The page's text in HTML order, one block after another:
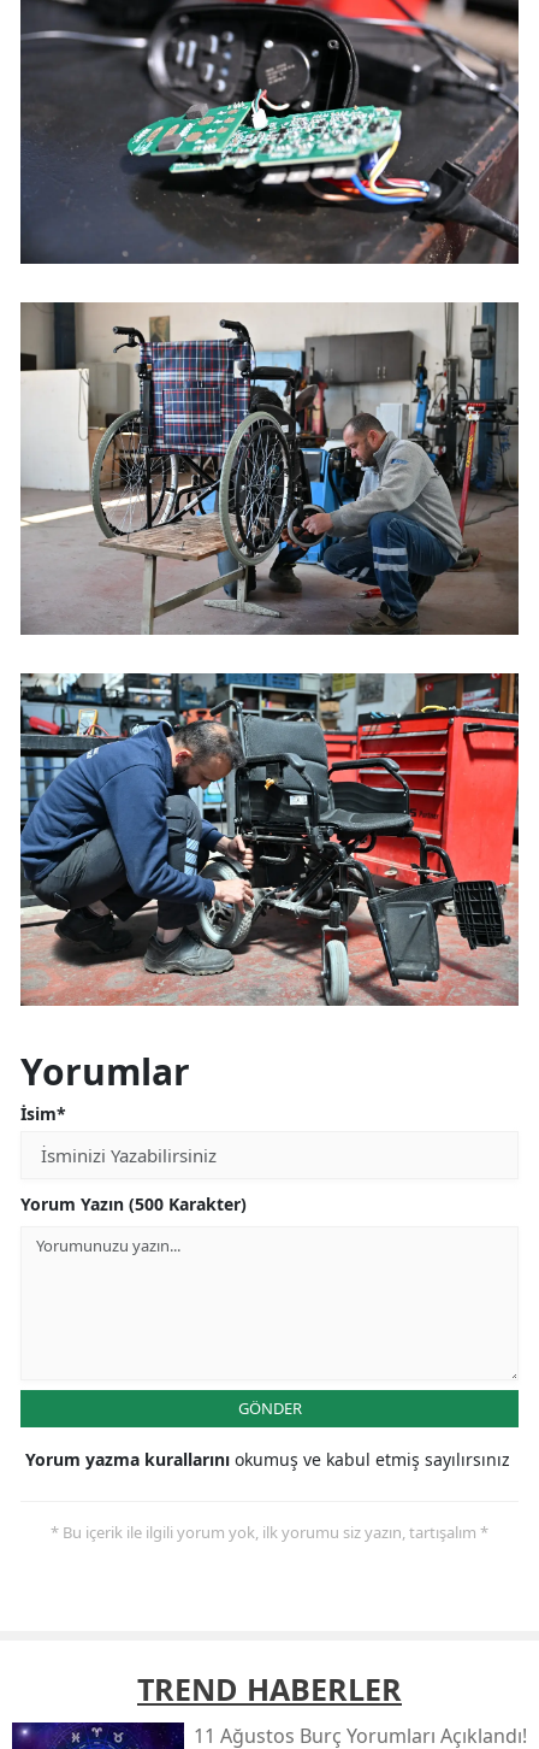
Yorumlar
İsim*
Yorum Yazın (500 Karakter)
GÖNDER
Yorum yazma kurallarını okumuş ve kabul etmiş sayılırsınız
* Bu içerik ile ilgili yorum yok, ilk yorumu siz yazın, tartışalım *
TREND HABERLER
11 Ağustos Burç Yorumları Açıklandı!